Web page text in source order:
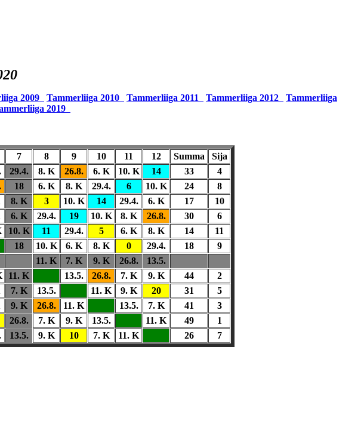
2009 Tammerliiga 2010 Tammerliiga 2011 Tammerliiga 2012
Tammerliiga
2019
7 8 9 10 11 12 Summa
Sija
29.4. 8. K 26.8. 6. K 10. K 14 33
4
18 6. K 8. K 29.4. 6 10. K 24
8
8. K 3 10. K 14 29.4. 6. K 17
10
6. K 29.4. 19 10. K 8. K 26.8. 30
6
10. K 11 29.4. 5 6. K 8. K 14
11
18 10. K 6. K 8. K 0 29.4. 18
9
11. K 7. K 9. K 26.8.
13.5.
11. K 13.5. 26.8. 7. K 9. K 44
2
7. K 13.5. 11. K 9. K 20 31
5
9. K 26.8. 11. K 13.5. 7. K 41
3
26.8. 7. K 9. K 13.5. 11. K 49
1
13.5. 9. K 10 7. K 11. K 26 7